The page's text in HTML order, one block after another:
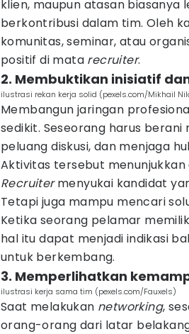
klien, maupun atasan biasanya
berkontribusi dalam tim. Oleh
komunitas, seminar, atau
positif di mata recruiter.
2. Membuktikan inisiatif
ilustrasi rekan kerja solid (pexels.com/Mikhail
Membangun jaringan
sedikit. Seseorang harus
peluang diskusi, dan menjaga
Aktivitas tersebut
Recruitermenyukai kandidat
Tetapi juga mampu mencari
Ketika seorang pelamar
hal itu dapat menjadi indikasi
untuk berkembang.
3. Memperlihatkan
ilustrasi kerja sama tim (pexels.com/Fauxels)
Saat melakukan networking,
orang-orang dari latar